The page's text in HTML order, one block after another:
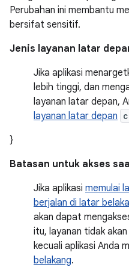
Perubahan ini membantu
bersifat sensitif.
Jenis layanan latar
Jika aplikasi
lebih tinggi, dan
layanan latar depan,
layanan latar depan
}
Batasan untuk akses
Jika aplikasi memulai
berjalan di latar
akan dapat
itu, layanan tidak
kecuali aplikasi Anda
belakang.